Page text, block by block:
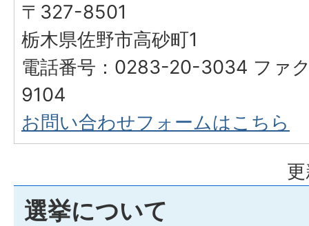
〒327-8501
栃木県佐野市高砂町1
電話番号：0283-20-3034 ファ
9104
お問い合わせフォームはこちら
選挙について